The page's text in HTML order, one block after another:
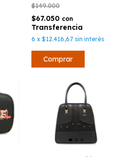
$149.000
$67.050 con
6 x $12.416,67 sin interés
Comprar